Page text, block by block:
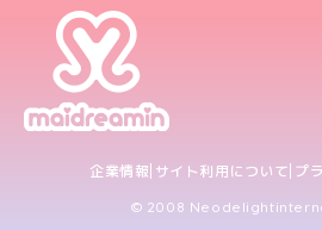
企業情報 サイト利用について プ
© 2008